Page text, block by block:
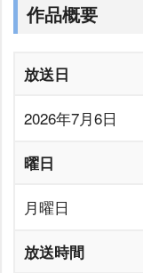
作品概要
放送日
2026年7月6日
曜日
月曜日
放送時間